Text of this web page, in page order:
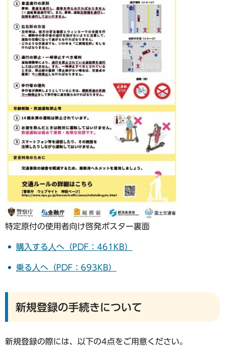
特定原付の使用者向け啓発ポスター裏面
購入する人へ（PDF：461KB）
乗る人へ（PDF：693KB）
新規登録の手続きについて
新規登録の際には、以下の4点をご用意ください。